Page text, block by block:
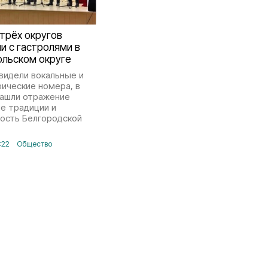
округов
с гастролями в
округе
вокальные и
номера, в
отражение
традиции и
Белгородской
Общество